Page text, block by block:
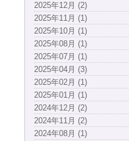
2025年12月 (2)
2025年11月 (1)
2025年10月 (1)
2025年08月 (1)
2025年07月 (1)
2025年04月 (3)
2025年02月 (1)
2025年01月 (1)
2024年12月 (2)
2024年11月 (2)
2024年08月 (1)